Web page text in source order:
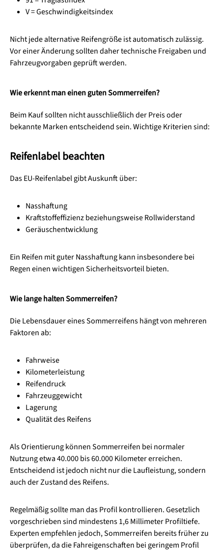
V = Geschwindigkeitsindex
Nicht jede alternative Reifengröße ist automatisch zulässig.
Vor einer Änderung sollten daher technische Freigaben und
Fahrzeugvorgaben geprüft werden.
Wie erkennt man einen guten Sommerreifen?
Beim Kauf sollten nicht ausschließlich der Preis oder
bekannte Marken entscheidend sein. Wichtige Kriterien sind:
Reifenlabel beachten
Das EU-Reifenlabel gibt Auskunft über:
Nasshaftung
Kraftstoffeffizienz beziehungsweise Rollwiderstand
Geräuschentwicklung
Ein Reifen mit guter Nasshaftung kann insbesondere bei
Regen einen wichtigen Sicherheitsvorteil bieten.
Wie lange halten Sommerreifen?
Die Lebensdauer eines Sommerreifens hängt von mehreren
Faktoren ab:
Fahrweise
Kilometerleistung
Reifendruck
Fahrzeuggewicht
Lagerung
Qualität des Reifens
Als Orientierung können Sommerreifen bei normaler
Nutzung etwa 40.000 bis 60.000 Kilometer erreichen.
Entscheidend ist jedoch nicht nur die Laufleistung, sondern
auch der Zustand des Reifens.
Regelmäßig sollte man das Profil kontrollieren. Gesetzlich
vorgeschrieben sind mindestens 1,6 Millimeter Profiltiefe.
Experten empfehlen jedoch, Sommerreifen bereits früher zu
überprüfen, da die Fahreigenschaften bei geringem Profil